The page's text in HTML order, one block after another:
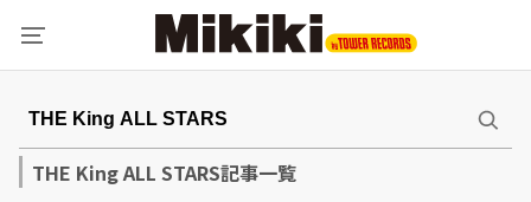
THE King ALL STARS記事一覧